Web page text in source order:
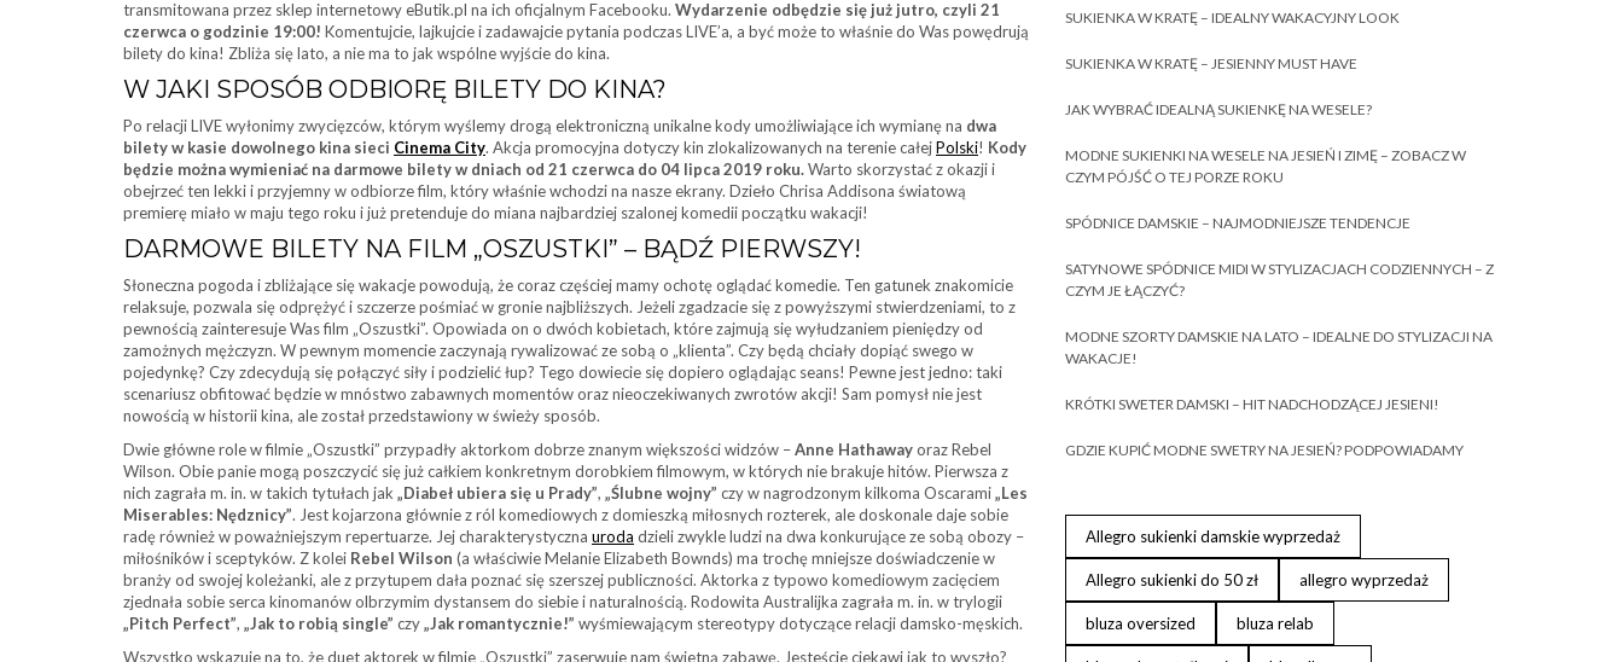
transmitowana przez sklep internetowy eButik.pl na ich oficjalnym Facebooku. Wydarzenie odbędzie się już jutro, czyli 21
czerwca o godzinie 19:00! Komentujcie, lajkujcie i zadawajcie pytania podczas LIVE’a, a być może to właśnie do Was powędrują
bilety do kina! Zbliża się lato, a nie ma to jak wspólne wyjście do kina.
W JAKI SPOSÓB ODBIORĘ BILETY DO KINA?
Po relacji LIVE wyłonimy zwycięzców, którym wyślemy drogą elektroniczną unikalne kody umożliwiające ich wymianę na dwa
bilety w kasie dowolnego kina sieci Cinema City. Akcja promocyjna dotyczy kin zlokalizowanych na terenie całejPolski! Kody
będzie można wymieniać na darmowe bilety w dniach od 21 czerwca do 04 lipca 2019 roku.Warto skorzystać z okazji i
obejrzeć ten lekki i przyjemny w odbiorze film, który właśnie wchodzi na nasze ekrany. Dzieło Chrisa Addisona światową
premierę miało w maju tego roku i już pretenduje do miana najbardziej szalonej komedii początku wakacji!
DARMOWE BILETY NA FILM „OSZUSTKI” – BĄDŹ PIERWSZY!
Słoneczna pogoda i zbliżające się wakacje powodują, że coraz częściej mamy ochotę oglądać komedie. Ten gatunek znakomicie
relaksuje, pozwala się odprężyć i szczerze pośmiać w gronie najbliższych. Jeżeli zgadzacie się z powyższymi stwierdzeniami, to z
pewnością zainteresuje Was film „Oszustki”. Opowiada on o dwóch kobietach, które zajmują się wyłudzaniem pieniędzy od
zamożnych mężczyzn. W pewnym momencie zaczynają rywalizować ze sobą o „klienta”. Czy będą chciały dopiąć swego w
pojedynkę? Czy zdecydują się połączyć siły i podzielić łup? Tego dowiecie się dopiero oglądając seans! Pewne jest jedno: taki
scenariusz obfitować będzie w mnóstwo zabawnych momentów oraz nieoczekiwanych zwrotów akcji! Sam pomysł nie jest
nowością w historii kina, ale został przedstawiony w świeży sposób.
Dwie główne role w filmie „Oszustki” przypadły aktorkom dobrze znanym większości widzów –Anne Hathawayoraz Rebel
Wilson. Obie panie mogą poszczycić się już całkiem konkretnym dorobkiem filmowym, w których nie brakuje hitów. Pierwsza z
nich zagrała m. in. w takich tytułach jak „Diabeł ubiera się u Prady”, „Ślubne wojny” czy w nagrodzonym kilkoma Oscarami„Les
Miserables: Nędznicy”. Jest kojarzona głównie z ról komediowych z domieszką miłosnych rozterek, ale doskonale daje sobie
radę również w poważniejszym repertuarze. Jej charakterystyczna uroda dzieli zwykle ludzi na dwa konkurujące ze sobą obozy –
miłośników i sceptyków. Z kolei Rebel Wilson (a właściwie Melanie Elizabeth Bownds) ma trochę mniejsze doświadczenie w
branży od swojej koleżanki, ale z przytupem dała poznać się szerszej publiczności. Aktorka z typowo komediowym zacięciem
zjednała sobie serca kinomanów olbrzymim dystansem do siebie i naturalnością. Rodowita Australijka zagrała m. in. w trylogii
„Pitch Perfect”, „Jak to robią single” czy„Jak romantycznie!” wyśmiewającym stereotypy dotyczące relacji damsko-męskich.
Wszystko wskazuje na to, że duet aktorek w filmie „Oszustki” zaserwuje nam świetną zabawę. Jesteście ciekawi jak to wyszło?
SUKIENKA W KRATĘ – IDEALNY WAKACYJNY LOOK
SUKIENKA W KRATĘ – JESIENNY MUST HAVE
JAK WYBRAĆ IDEALNĄ SUKIENKĘ NA WESELE?
MODNE SUKIENKI NA WESELE NA JESIEŃ I ZIMĘ – ZOBACZ W
CZYM PÓJŚĆ O TEJ PORZE ROKU
SPÓDNICE DAMSKIE – NAJMODNIEJSZE TENDENCJE
SATYNOWE SPÓDNICE MIDI W STYLIZACJACH CODZIENNYCH – Z
CZYM JE ŁĄCZYĆ?
MODNE SZORTY DAMSKIE NA LATO – IDEALNE DO STYLIZACJI NA
WAKACJE!
KRÓTKI SWETER DAMSKI – HIT NADCHODZĄCEJ JESIENI!
GDZIE KUPIĆ MODNE SWETRY NA JESIEŃ? PODPOWIADAMY
Allegro sukienki damskie wyprzedaż
Allegro sukienki do 50 zł allegro wyprzedaż
bluza oversized bluza relab